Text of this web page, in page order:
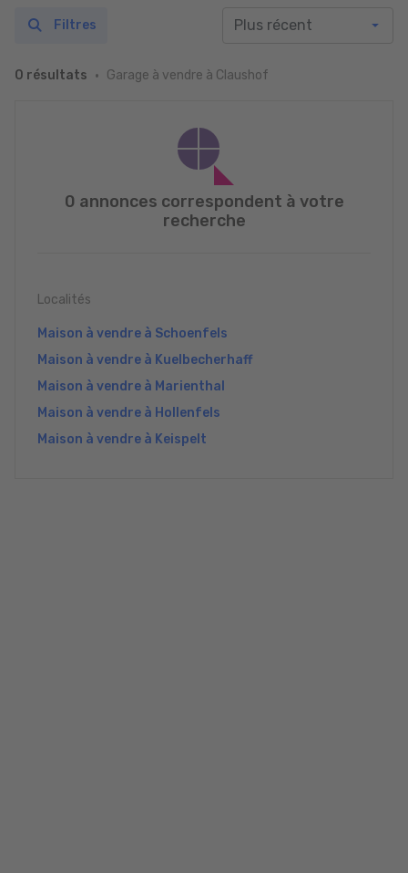
0 résultats Garage à vendre à Claushof
Filtres
0 annonces correspondent à votre
recherche
Localités
Maison à vendre à Schoenfels
Maison à vendre à Kuelbecherhaff
Maison à vendre à Marienthal
Maison à vendre à Hollenfels
Maison à vendre à Keispelt